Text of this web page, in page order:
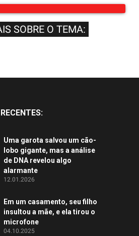
SOBRE O TEMA:
Uma garota salvou um cão-
lobo gigante, mas a análise
de DNA revelou algo
alarmante
12.01.2026
Em um casamento, seu filho
insultou a mãe, e ela tirou o
microfone
04.10.2025